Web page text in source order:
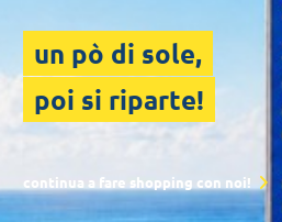
linea green.
sostenibilità
che vale!
scopri tutti i prodotti!